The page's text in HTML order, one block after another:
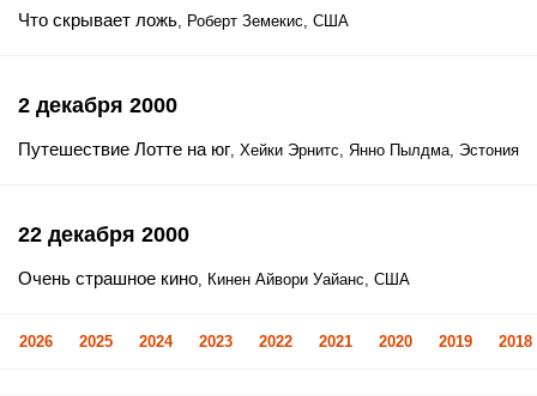
Что скрывает ложь, Роберт Земекис, США
2 декабря 2000
Путешествие Лотте на юг, Хейки Эрнитс, Янно Пылдма, Эстония
22 декабря 2000
Очень страшное кино, Кинен Айвори Уайанс, США
2026 2025 2024 2023 2022 2021 2020 2019 2018